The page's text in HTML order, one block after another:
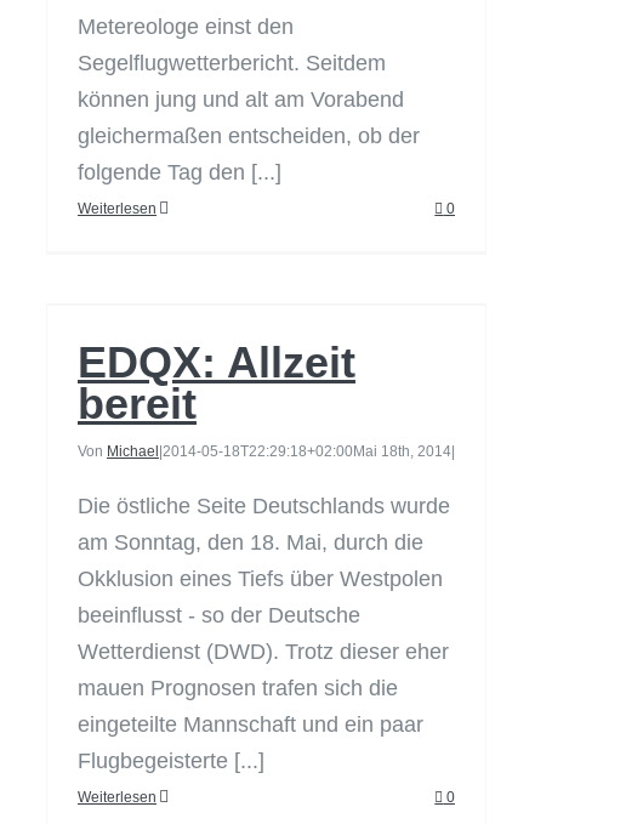
Metereologe einst den
Segelflugwetterbericht. Seitdem
können jung und alt am Vorabend
gleichermaßen entscheiden, ob der
folgende Tag den [...]
Weiterlesen 0
EDQX: Allzeit
bereit
Von Michael 2014-05-18T22:29:18+02:00Mai 18th, 2014
Die östliche Seite Deutschlands wurde
am Sonntag, den 18. Mai, durch die
Okklusion eines Tiefs über Westpolen
beeinflusst - so der Deutsche
Wetterdienst (DWD). Trotz dieser eher
mauen Prognosen trafen sich die
eingeteilte Mannschaft und ein paar
Flugbegeisterte [...]
Weiterlesen 0